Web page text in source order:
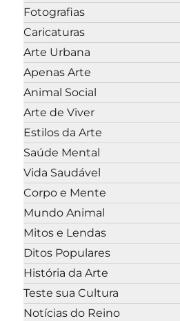
Fotografias
Caricaturas
Arte Urbana
Apenas Arte
Animal Social
Arte de Viver
Estilos da Arte
Saúde Mental
Vida Saudável
Corpo e Mente
Mundo Animal
Mitos e Lendas
Ditos Populares
História da Arte
Teste sua Cultura
Notícias do Reino